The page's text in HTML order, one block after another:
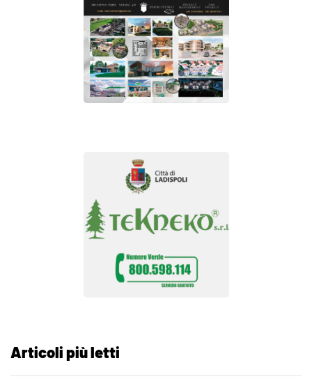
Articoli più letti